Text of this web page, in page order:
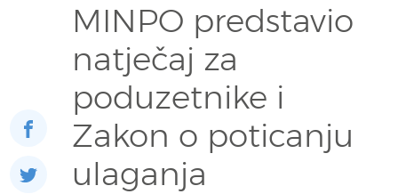
MINPO predstavio
natječaj za
poduzetnike i
Zakon o poticanju
ulaganja